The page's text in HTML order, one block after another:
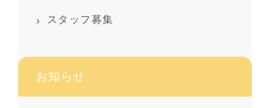
スタッフ募集
お知らせ